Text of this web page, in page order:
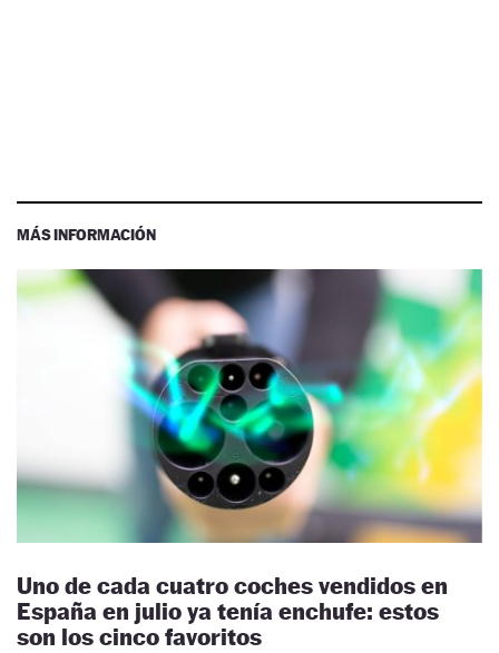
MÁS INFORMACIÓN
Uno de cada cuatro coches vendidos en
España en julio ya tenía enchufe: estos
son los cinco favoritos